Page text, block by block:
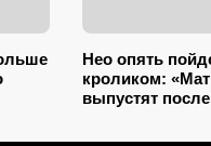
Нео опять
кроликом:
выпустят